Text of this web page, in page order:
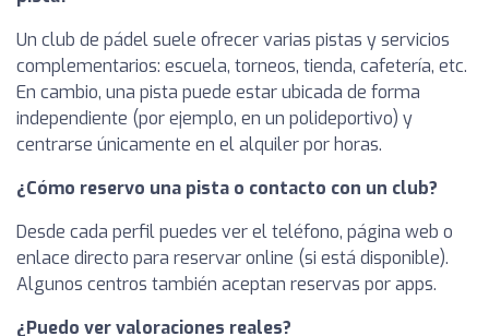
Un club de pádel suele ofrecer varias pistas y servicios
complementarios: escuela, torneos, tienda, cafetería, etc.
En cambio, una pista puede estar ubicada de forma
independiente (por ejemplo, en un polideportivo) y
centrarse únicamente en el alquiler por horas.
¿Cómo reservo una pista o contacto con un club?
Desde cada perfil puedes ver el teléfono, página web o
enlace directo para reservar online (si está disponible).
Algunos centros también aceptan reservas por apps.
¿Puedo ver valoraciones reales?